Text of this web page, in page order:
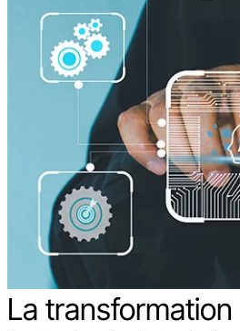
La transformation